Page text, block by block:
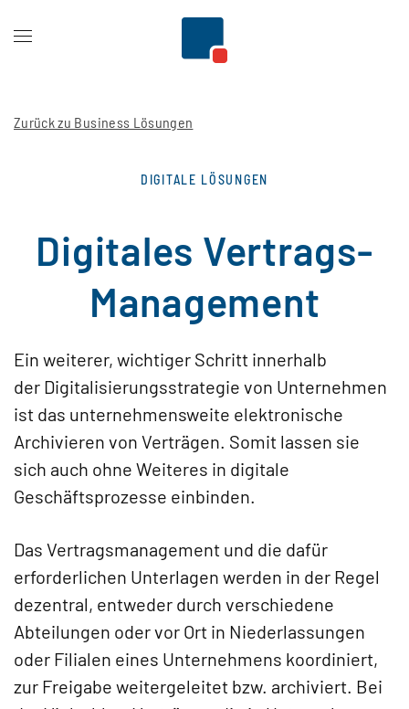
Zurück zu Business Lösungen
DIGITALE LÖSUNGEN
Digitales Vertrags-
Management
Ein weiterer, wichtiger Schritt innerhalb
der Digitalisierungsstrategie von Unternehmen
ist das unternehmensweite elektronische
Archivieren von Verträgen. Somit lassen sie
sich auch ohne Weiteres in digitale
Geschäftsprozesse einbinden.
Das Vertragsmanagement und die dafür
erforderlichen Unterlagen werden in der Regel
dezentral, entweder durch verschiedene
Abteilungen oder vor Ort in Niederlassungen
oder Filialen eines Unternehmens koordiniert,
zur Freigabe weitergeleitet bzw. archiviert. Bei